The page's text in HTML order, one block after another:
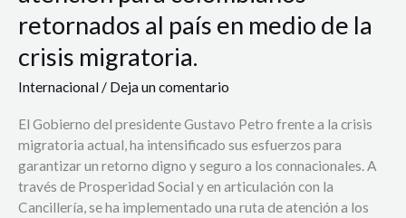
retornados al país en medio de la
crisis migratoria.
Internacional / Deja un comentario
El Gobierno del presidente Gustavo Petro frente a la crisis
migratoria actual, ha intensificado sus esfuerzos para
garantizar un retorno digno y seguro a los connacionales. A
través de Prosperidad Social y en articulación con la
Cancillería, se ha implementado una ruta de atención a los
crisis
migratoria.